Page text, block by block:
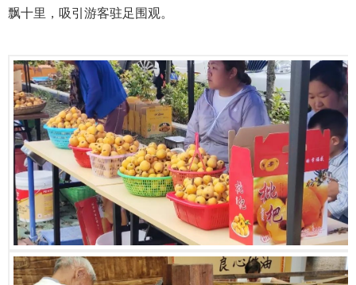
飘十里，吸引游客驻足围观。